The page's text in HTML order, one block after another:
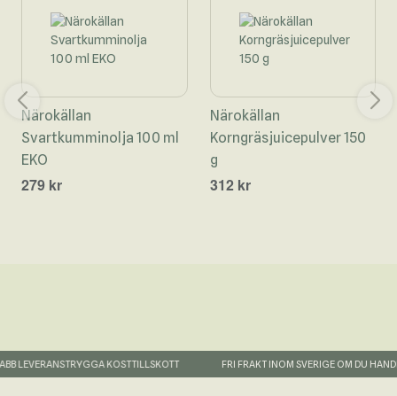
Närokällan
Svartkumminolja 100 ml
EKO
279 kr
Närokällan
Korngräsjuicepulver 150
g
312 kr
LEVERANSTRYGGA KOSTTILLSKOTT FRI FRAKT INOM SVERIGE OM DU